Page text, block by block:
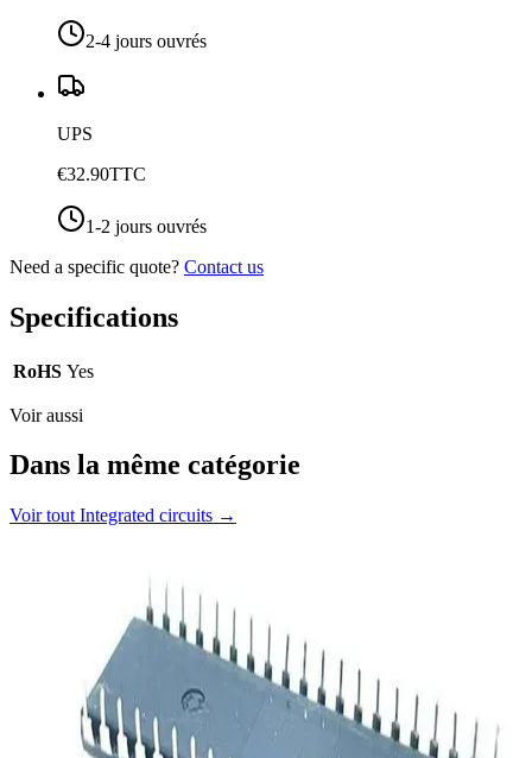
2-4 jours ouvrés
UPS
€32.90TTC
1-2 jours ouvrés
Need a specific quote? Contact us
Specifications
RoHS Yes
Voir aussi
Dans la même catégorie
Voir tout Integrated circuits →